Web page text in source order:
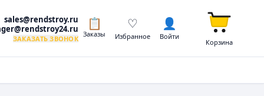
sales@rendstroy.ru
ЗАКАЗАТЬ ЗВОНОК
📋
Заказы
♡
Избранное
👤
Войти
Корзина